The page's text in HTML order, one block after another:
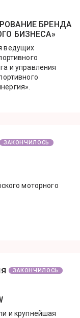
БРЕНДА
БИЗНЕСА»
ведущих
и управления
ЗАКОНЧИЛОСЬ
моторного
ЗАКОНЧИЛОСЬ
и крупнейшая